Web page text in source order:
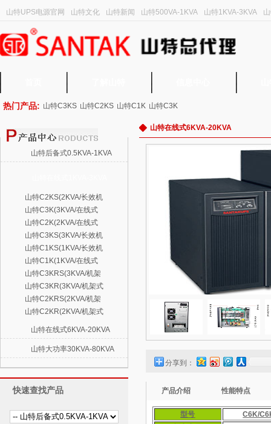
山特UPS电源官网 山特文化 山特新闻 山特500VA-1KVA 山特1KVA-3KVA
热门产品: 山特C3KS 山特C2KS 山特C1K 山特C3K
山特后备式0.5KVA-1KVA
山特C2KS(2KVA/长效机
山特C3K(3KVA/在线式
山特C2K(2KVA/在线式
山特C3KS(3KVA/长效机
山特C1KS(1KVA/长效机
山特C1K(1KVA/在线式
山特C3KRS(3KVA/机架
山特C3KR(3KVA/机架式
山特C2KRS(2KVA/机架
山特C2KR(2KVA/机架式
山特在线式6KVA-20KVA
山特大功率30KVA-80KVA
快速查找产品
山特在线式6KVA-20KVA
分享到：
产品介绍 性能特点
型号
C6K/